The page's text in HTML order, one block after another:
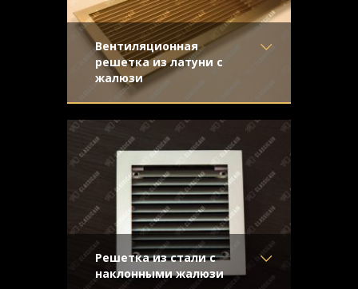
Вентиляционная
решетка из латуни с
жалюзи
Материал- Латунь
Отделка- Шлифованная
латунь
Узор
-
Конструкция- Жалюзи
матовой шлифованной латуни с жалюзи
Решетка из стали с
наклонными жалюзи